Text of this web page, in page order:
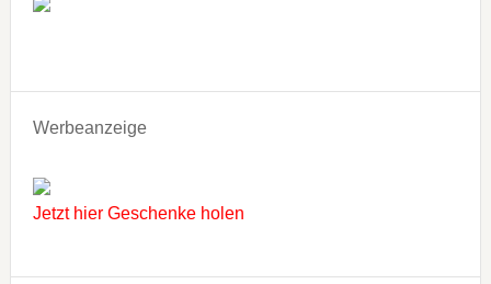
Werbeanzeige
Jetzt hier Geschenke holen